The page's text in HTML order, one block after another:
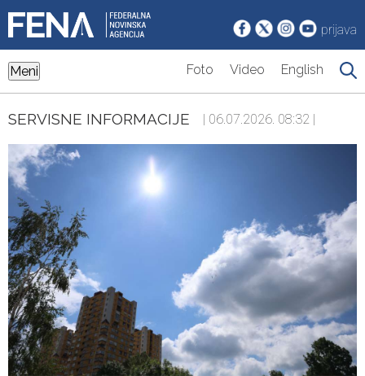
prijava
Meni Foto Video English
SERVISNE INFORMACIJE | 06.07.2026. 08:32 |